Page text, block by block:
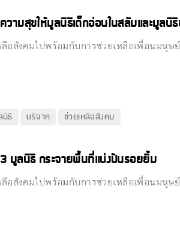
วามสุขให้มูลนิธิเด็กอ่อนในสลัมและมูล
สังคมไปพร้อมกับการช่วยเหลือเพื่อนมนุษ
นิธิ บริจาค ช่วยเหลือสังคม
มูลนิธิ กระจายพื้นที่แบ่งปันรอยยิ้ม
สังคมไปพร้อมกับการช่วยเหลือเพื่อนมนุษ